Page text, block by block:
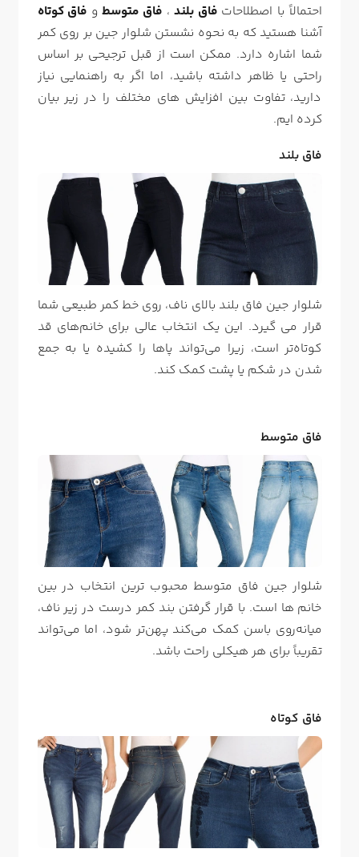
احتمالاً با اصطلاحاتفاق بلند،فاق متوسطو فاق کوتاه
آشنا هستید که به نحوه نشستن شلوار جین بر روی کمر
شما اشاره دارد. ممکن است از قبل ترجیحی بر اساس
راحتی یا ظاهر داشته باشید، اما اگر به راهنمایی نیاز
دارید، تفاوت بین افزایش های مختلف را در زیر بیان
کرده ایم.
فاق بلند
شلوار جین فاق بلند بالای ناف، روی خط کمر طبیعی شما
قرار می گیرد. این یک انتخاب عالی برای خانم‌های قد
کوتاه‌تر است، زیرا می‌تواند پاها را کشیده یا به جمع
شدن در شکم یا پشت کمک کند.
فاق متوسط
شلوار جین فاق متوسط محبوب ترین انتخاب در بین
خانم ها است. با قرار گرفتن بند کمر درست در زیر ناف،
میانه‌روی باسن کمک می‌کند پهن‌تر شود، اما می‌تواند
تقریباً برای هر هیکلی راحت‌ باشد.
فاق کوتاه